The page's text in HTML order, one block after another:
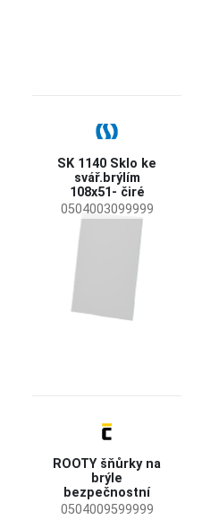
SK 1140 Sklo ke
svář.brýlím
108x51- čiré
0504003099999
ROOTY šňůrky na
brýle
bezpečnostní
0504009599999